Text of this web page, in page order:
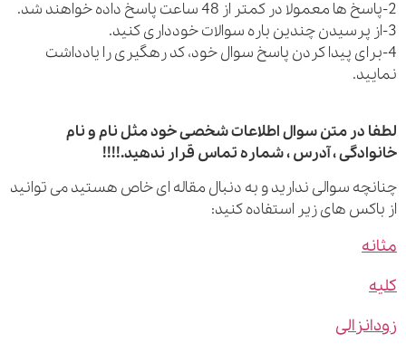
پیدا کردن پاسخ سوال خود، کد رهگیری را یادداشت
در متن سوال اطلاعات شخصی خود مثل نام و نام
، آدرس ، شماره تماس قرار ندهید.!!!!
سوالی ندارید و به دنبال مقاله ای خاص هستید می توانید
های زیر استفاده کنید: